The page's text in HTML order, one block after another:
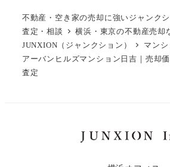
不動産・空き家の売却に強いジャンク
査定・相談
横浜・東京の不動産売却
JUNXION（ジャンクション）
マン
アーバンヒルズマンション日吉｜売却
査定